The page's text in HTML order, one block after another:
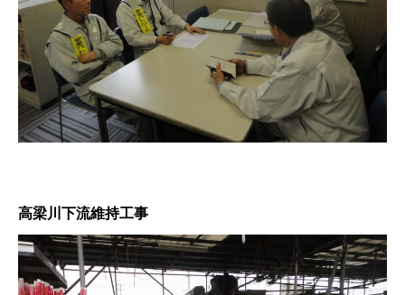
高梁川下流維持工事